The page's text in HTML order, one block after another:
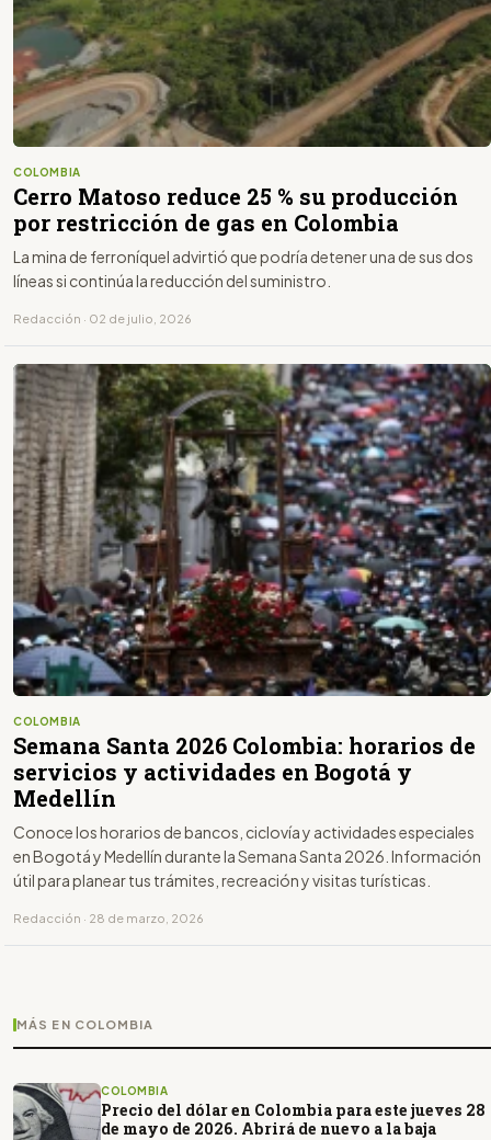
COLOMBIA
Cerro Matoso reduce 25 % su producción
por restricción de gas en Colombia
La mina de ferroníquel advirtió que podría detener una de sus dos
líneas si continúa la reducción del suministro.
Redacción · 02 de julio, 2026
COLOMBIA
Semana Santa 2026 Colombia: horarios de
servicios y actividades en Bogotá y
Medellín
Conoce los horarios de bancos, ciclovía y actividades especiales
en Bogotá y Medellín durante la Semana Santa 2026. Información
útil para planear tus trámites, recreación y visitas turísticas.
Redacción · 28 de marzo, 2026
MÁS EN COLOMBIA
COLOMBIA
Precio del dólar en Colombia para este jueves 28
de mayo de 2026. Abrirá de nuevo a la baja